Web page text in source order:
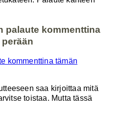
palaute kommenttina
kommenttina tämän
saa kirjoittaa mitä
toistaa. Mutta tässä